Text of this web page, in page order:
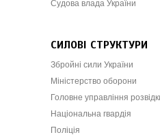
Судова влада України
СИЛОВІ СТРУКТУРИ
Збройні сили України
Міністерство оборони
Головне управління
Національна гвардія
Поліція